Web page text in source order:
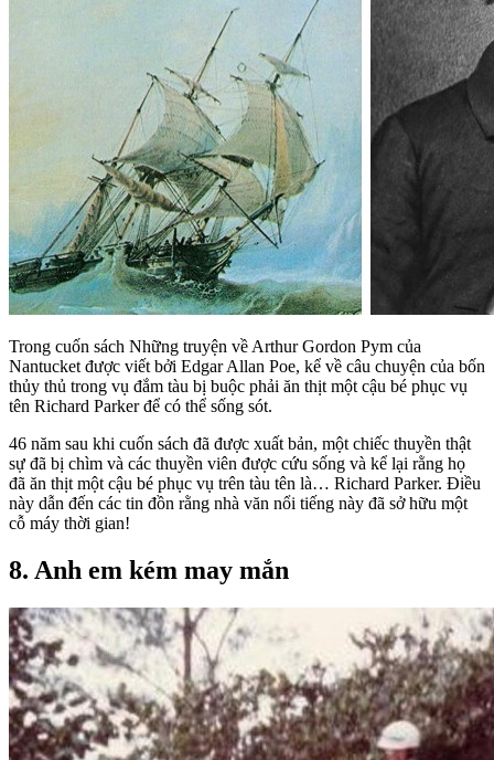
Trong cuốn sách Những truyện về Arthur Gordon Pym của
Nantucket được viết bởi Edgar Allan Poe, kể về câu chuyện của bốn
thủy thủ trong vụ đắm tàu bị buộc phải ăn thịt một cậu bé phục vụ
tên Richard Parker để có thể sống sót.
46 năm sau khi cuốn sách đã được xuất bản, một chiếc thuyền thật
sự đã bị chìm và các thuyền viên được cứu sống và kể lại rằng họ
đã ăn thịt một cậu bé phục vụ trên tàu tên là… Richard Parker. Điều
này dẫn đến các tin đồn rằng nhà văn nổi tiếng này đã sở hữu một
cỗ máy thời gian!
8. Anh em kém may mắn